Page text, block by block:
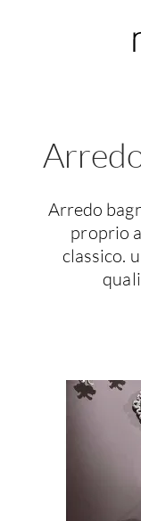
Cucine
Cucine
Cucine
Cucine
Consigli
Attrezzature
Piani
Arredo
proprio
classico.